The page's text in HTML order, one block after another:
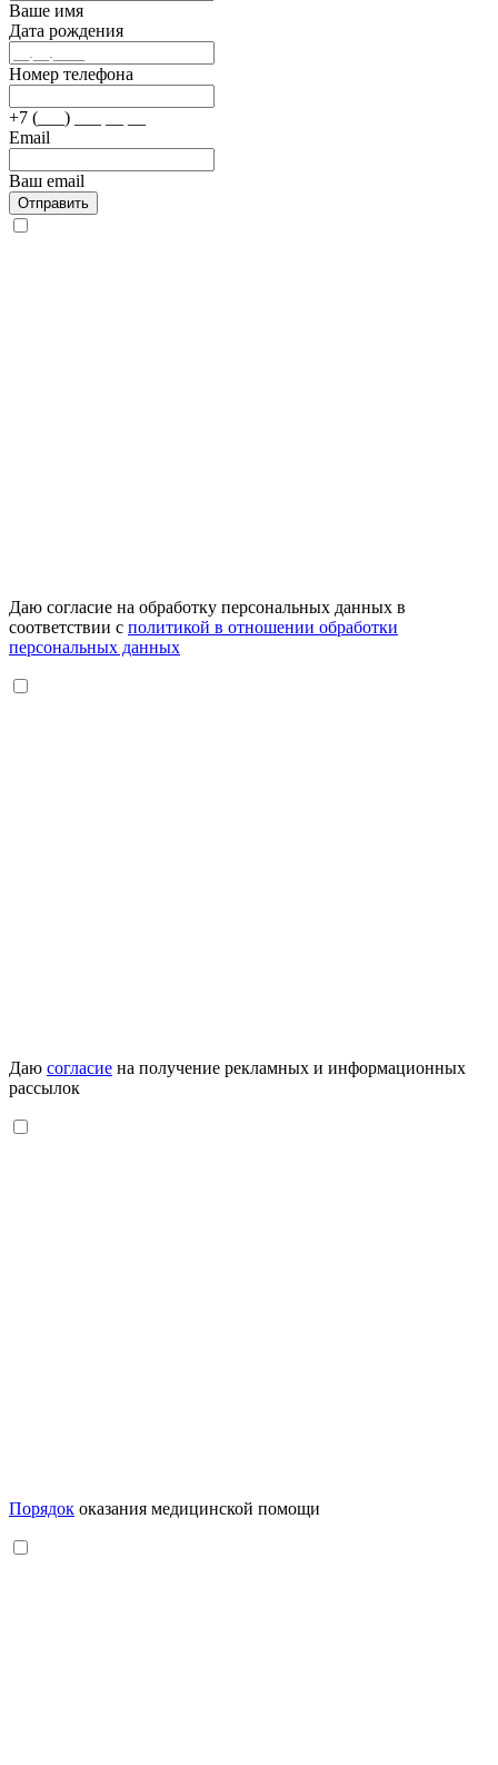
Ваше имя
Дата рождения
Номер телефона
+7 (___) ___ __ __
Email
Ваш email
Отправить
Даю согласие на обработку персональных данных в
соответствии с политикой в отношении обработки
персональных данных
Даю согласие на получение рекламных и информационных
рассылок
Порядок оказания медицинской помощи